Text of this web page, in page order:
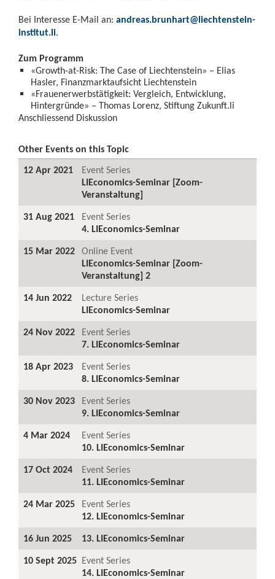
Bei Interesse E-Mail an: andreas.brunhart@liechtenstein-
institut.li.
Zum Programm
«Growth-at-Risk: The Case of Liechtenstein» – Elias
Hasler, Finanzmarktaufsicht Liechtenstein
«Frauenerwerbstätigkeit: Vergleich, Entwicklung,
Hintergründe» – Thomas Lorenz, Stiftung Zukunft.li
Anschliessend Diskussion
Other Events on this Topic
12 Apr 2021
Event Series
LIEconomics-Seminar [Zoom-
Veranstaltung]
31 Aug 2021
Event Series
4. LIEconomics-Seminar
15 Mar 2022 Online Event
LIEconomics-Seminar [Zoom-
Veranstaltung] 2
14 Jun 2022
Lecture Series
LIEconomics-Seminar
24 Nov 2022
Event Series
7. LIEconomics-Seminar
18 Apr 2023
Event Series
8. LIEconomics-Seminar
30 Nov 2023
Event Series
9. LIEconomics-Seminar
4 Mar 2024
Event Series
10. LIEconomics-Seminar
17 Oct 2024
Event Series
11. LIEconomics-Seminar
24 Mar 2025
Event Series
12. LIEconomics-Seminar
16 Jun 2025
13. LIEconomics-Seminar
10 Sept 2025 Event Series
14. LIEconomics-Seminar